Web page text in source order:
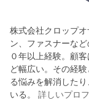
株式会社クロップ
ン、ファスナーな
０年以上経験。顧
ど幅広い。その経
る悩みを解消した
いる。詳しいプロ